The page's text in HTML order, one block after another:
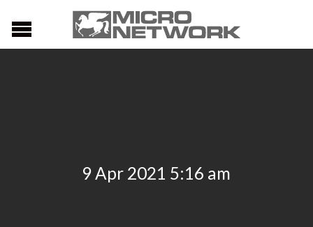
9 Apr 2021 5:16 am